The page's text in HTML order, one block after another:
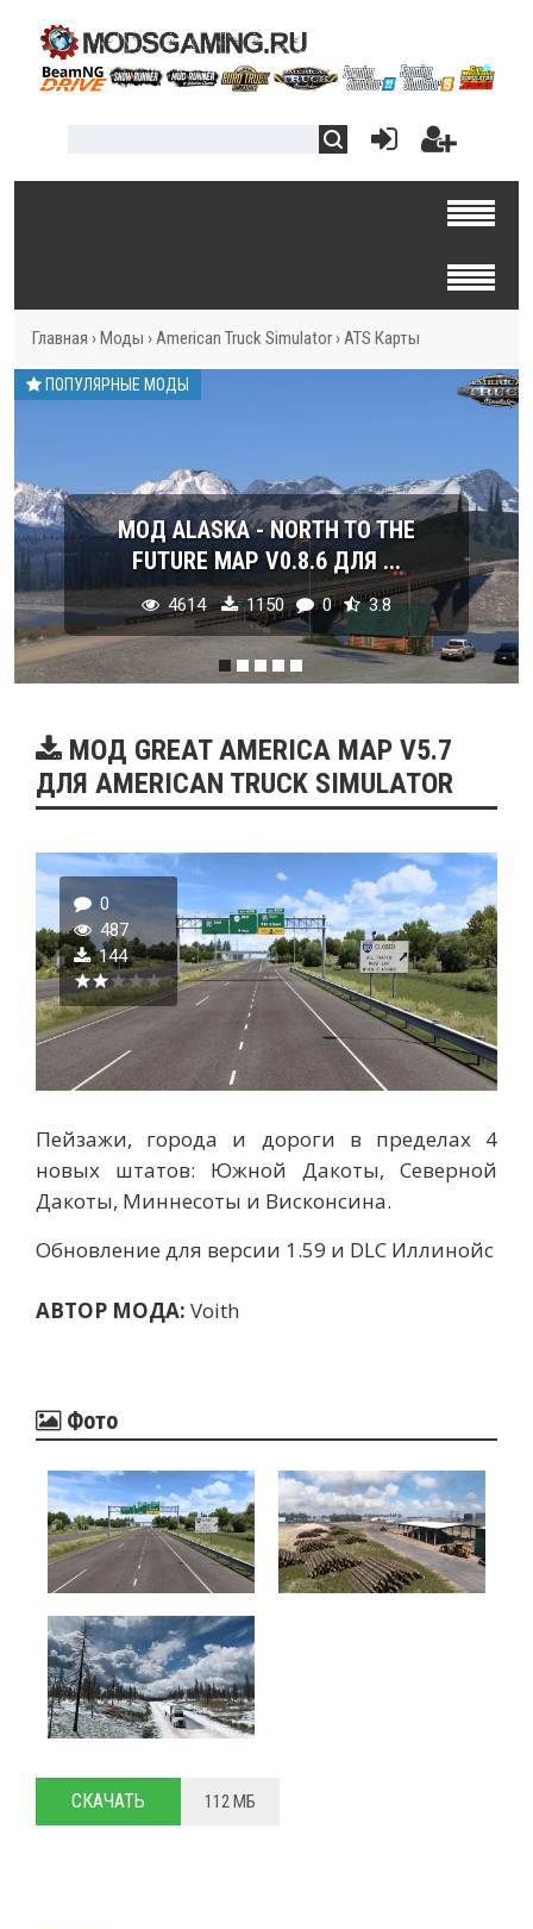
Главная › Моды ›American Truck Simulator ›ATS Карты
ПОПУЛЯРНЫЕ МОДЫ
МОД ALASKA - NORTH TO THE
FUTURE MAP V0.8.6 ДЛЯ ...
4614 1150 0 3.8
МОД GREAT AMERICA MAP V5.7
ДЛЯ AMERICAN TRUCK SIMULATOR
0
487
144
Пейзажи, города и дороги в пределах 4
новых штатов: Южной Дакоты, Северной
Дакоты, Миннесоты и Висконсина.
Обновление для версии 1.59 и DLC Иллинойс
АВТОР МОДА: Voith
Фото
СКАЧАТЬ 112 МБ